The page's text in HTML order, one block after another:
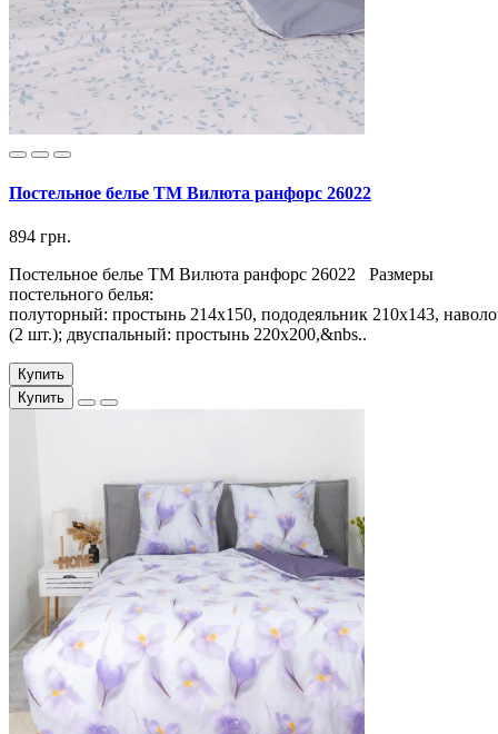
Постельное белье ТМ Вилюта ранфорс 26022
894 грн.
Постельное белье ТМ Вилюта ранфорс 26022 Размеры
постельного белья:
полуторный: простынь 214х150, пододеяльник 210х143,
(2 шт.); двуспальный: простынь 220х200,&nbs..
Купить
Купить